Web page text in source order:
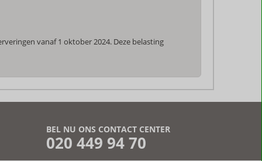
vanaf 1 oktober 2024. Deze belasting
BEL NU ONS CONTACT CENTER
020 449 94 70